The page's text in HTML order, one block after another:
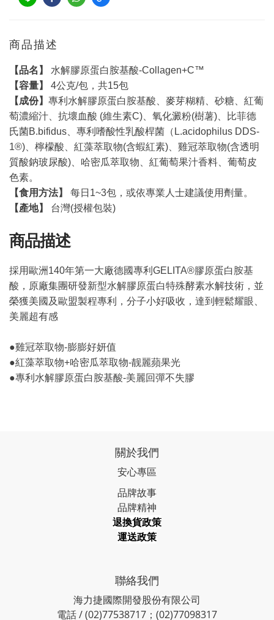
商品描述
【品名】 水解膠原蛋白胺基酸-Collagen+C™
【容量】 4公克/包，共15包
【成份】 專利水解膠原蛋白胺基酸、麥芽糊精、砂糖、紅葡
萄濃縮汁、抗壞血酸 (維生素C)、氧化澱粉(樹薯)、比菲德
氏菌B.bifidus、專利嗜酸性乳酸桿菌（L.acidophilus DDS-
1®)、檸檬酸、紅藻萃取物(含蝦紅素)、雞冠萃取物(含透明
質酸鈉玻尿酸)、哈密瓜萃取物、紅葡萄果汁香料、葡萄皮
色素。
【食用方法】 每日1~3包，或依專業人士建議使用劑量。​​
【產地】 台灣(授權包裝)
商品描述
採用歐洲140年第一大廠德國專利GELITA®膠原蛋白胺基
酸，原廠集團研發新型水解膠原蛋白特殊酵素水解技術，並
榮獲美國及歐盟製程專利，分子小好吸收，達到輕鬆耀眼、
美麗超有感
●雞冠萃取物-膨膨好妍值
●紅藻萃取物+哈密瓜萃取物-靓麗蘋果光
●專利水解膠原蛋白胺基酸-美麗回彈不失膠
關於我們
安心專區
品牌故事
品牌精神
退換貨政策
運送政策
聯絡我們
海力捷國際開發股份有限公司
電話 / (02)77538717；(02)77098317